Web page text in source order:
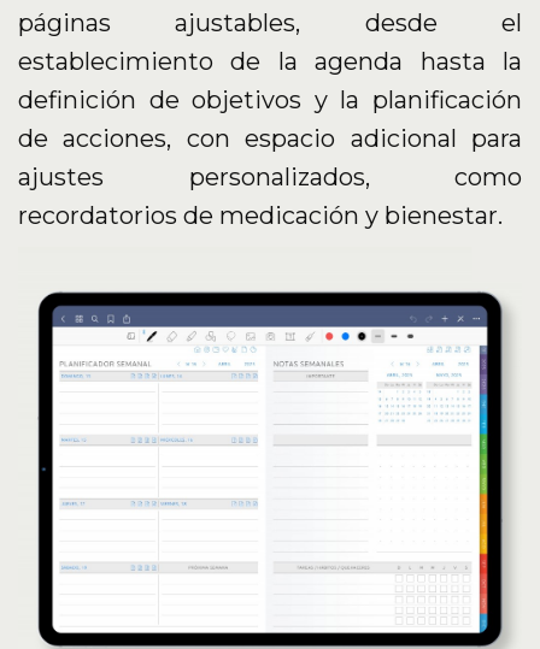
páginas ajustables, desde el
establecimiento de la agenda hasta la
definición de objetivos y la planificación
de acciones, con espacio adicional para
ajustes personalizados, como
recordatorios de medicación y bienestar.